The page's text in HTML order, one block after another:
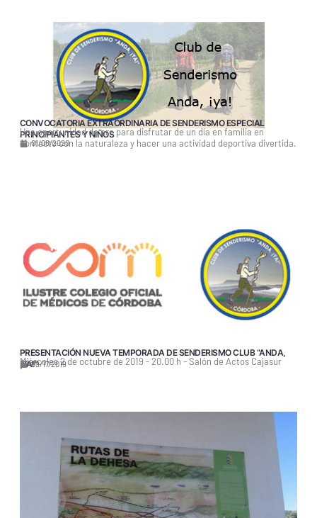
CONVOCATORIA EXTRAORDINARIA DE SENDERISMO ESPECIAL
PRINCIPIANTES Y NIÑOS
Una oportunidad de oro para disfrutar de un día en familia en
contacto con la naturaleza y hacer una actividad deportiva divertida.
01/08/2020
PRESENTACIÓN NUEVA TEMPORADA DE SENDERISMO CLUB “ANDA,
¡YA!”
Miércoles 2 de octubre de 2019 - 20.00 h - Salón de Actos Cajasur
09/17/2019